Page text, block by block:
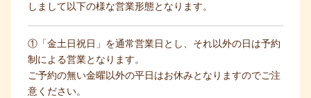
しまして以下の様な営業形態となります。
①「金土日祝日」を通常営業日とし、それ以外の日は予約
制による営業となります。
ご予約の無い金曜以外の平日はお休みとなりますのでご注
意ください。